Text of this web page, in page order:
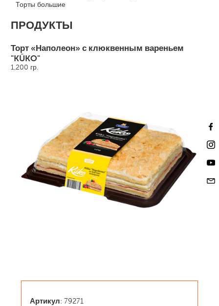
Торты большие
ПРОДУКТЫ
Торт «Наполеон» с клюквенным вареньем
"KŪKO"
1,200 гр.
Артикул: 79271